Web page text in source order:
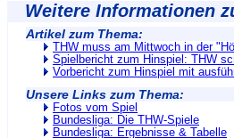
Weitere Informationen
Artikel zum Thema:
THW muss am Mittwoch in der
Spielbericht zum Hinspiel: THW
Vorbericht zum Hinspiel mit
Unsere Links zum Thema:
Fotos vom Spiel
Bundesliga: Die THW-Spiele
Bundesliga: Ergebnisse & Tabelle